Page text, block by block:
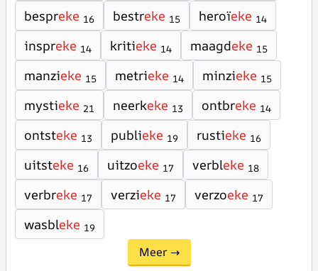
bespreke 16 bestreke 15 heroïeke 14
inspreke 14 kritieke 14 maagdeke 15
manzieke 15 metrieke 14 minzieke 15
mystieke 21 neerkeke 13 ontbreke 14
ontsteke 13 publieke 19 rustieke 16
uitsteke 16 uitzoeke 17 verbleke 18
verbreke 17 verzieke 17 verzoeke 17
wasbleke 19
Meer →